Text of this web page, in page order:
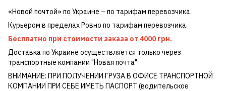
«Новой почтой» по Украине – по тарифам перевозчика.
Курьером в пределах Ровно по тарифам перевозчика.
Бесплатно при стоимости заказа от 4000 грн.
Доставка по Украине осуществляется только через
транспортные компании "Новая почта"
ВНИМАНИЕ: ПРИ ПОЛУЧЕНИИ ГРУЗА В ОФИСЕ ТРАНСПОРТНОЙ
КОМПАНИИ ПРИ СЕБЕ ИМЕТЬ ПАСПОРТ (водительское